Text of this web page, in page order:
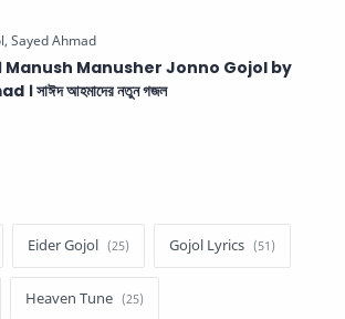
। Manush Manusher Jonno Gojol by
সাঈদ আহমাদের নতুন গজল
Eider Gojol Gojol Lyrics
Heaven Tune